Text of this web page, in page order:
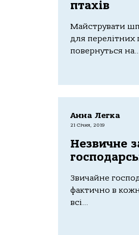
птахів
Майструвати
для перелітних
повернуться
Анна Легка
21 Січня, 2019
Незвичне
Звичайне
фактично в
всі...